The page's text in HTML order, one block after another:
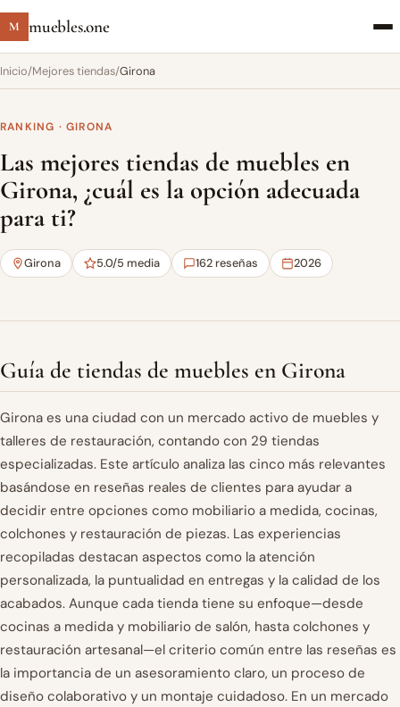
M muebles.one
Inicio/Mejores tiendas/Girona
RANKING · GIRONA
Las mejores tiendas de muebles en
Girona, ¿cuál es la opción adecuada
para ti?
Girona 5.0/5 media 162 reseñas 2026
Guía de tiendas de muebles en Girona
Girona es una ciudad con un mercado activo de muebles y
talleres de restauración, contando con 29 tiendas
especializadas. Este artículo analiza las cinco más relevantes
basándose en reseñas reales de clientes para ayudar a
decidir entre opciones como mobiliario a medida, cocinas,
colchones y restauración de piezas. Las experiencias
recopiladas destacan aspectos como la atención
personalizada, la puntualidad en entregas y la calidad de los
acabados. Aunque cada tienda tiene su enfoque—desde
cocinas a medida y mobiliario de salón, hasta colchones y
restauración artesanal—el criterio común entre las reseñas es
la importancia de un asesoramiento claro, un proceso de
diseño colaborativo y un montaje cuidadoso. En un mercado